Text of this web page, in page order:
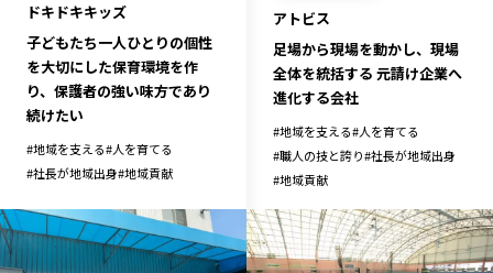
カテゴリから探す
特集コンテンツ
地域を代表する 企業100選
プレスリリース
MILCプロジェクト
選出企業特別対談
Localist
SDGsの先駆者
イベント
飲食店
地域豆知識
ニッポンの百選大全集
ドキドキキッズ
子どもたち一人ひとりの個性
を大切にした保育環境を作
り、保護者の強い味方であり
続けたい
#地域を支える#人を育てる
#社長が地域出身#地域貢献
アトビス
足場から現場を動かし、現場
全体を統括する 元請け企業へ
進化する会社
#地域を支える#人を育てる
#職人の技と誇り#社長が地域出身
#地域貢献